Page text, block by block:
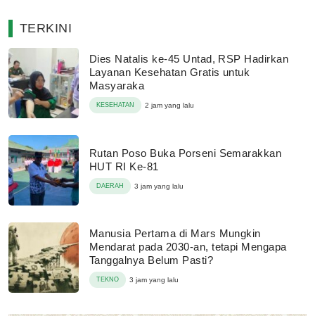
TERKINI
Dies Natalis ke-45 Untad, RSP Hadirkan
Layanan Kesehatan Gratis untuk
Masyaraka
KESEHATAN 2 jam yang lalu
Rutan Poso Buka Porseni Semarakkan
HUT RI Ke-81
DAERAH 3 jam yang lalu
Manusia Pertama di Mars Mungkin
Mendarat pada 2030-an, tetapi Mengapa
Tanggalnya Belum Pasti?
TEKNO 3 jam yang lalu